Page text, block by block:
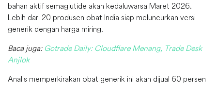
bahan aktif semaglutide akan kedaluwarsa Maret 2026.
Lebih dari 20 produsen obat India siap meluncurkan versi
generik dengan harga miring.
Baca juga: Gotrade Daily: Cloudflare Menang, Trade Desk
Anjlok
Analis memperkirakan obat generik ini akan dijual 60 persen